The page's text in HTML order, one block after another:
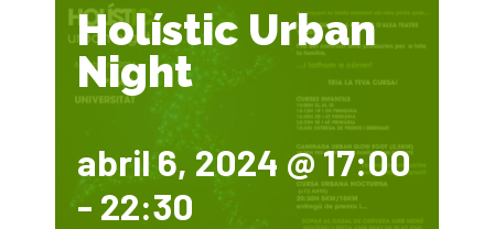
ELECCIONS JUNTA DIRECTIVA CONSELL ESPORTIU DE
LA SEGARRA
JUNTA DIRECTIVA 23-27
ACTIVITATS ESTIU 26
CIATE COMPLERT ESTIU 26
ACTIVITATS
Holístic Urban
Night
abril 6, 2024 @ 17:00
- 22:30